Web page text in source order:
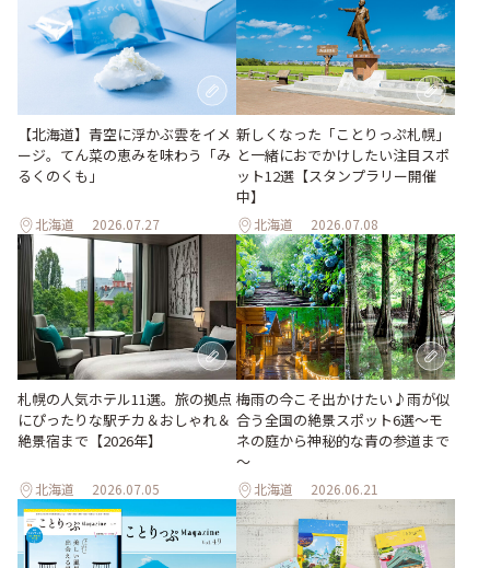
【北海道】青空に浮かぶ雲をイメ
ージ。てん菜の恵みを味わう「み
るくのくも」
北海道 2026.07.27
新しくなった「ことりっぷ札幌」
と一緒におでかけしたい注目スポ
ット12選【スタンプラリー開催
中】
北海道 2026.07.08
札幌の人気ホテル11選。旅の拠点
にぴったりな駅チカ＆おしゃれ＆
絶景宿まで【2026年】
北海道 2026.07.05
梅雨の今こそ出かけたい♪雨が似
合う全国の絶景スポット6選～モ
ネの庭から神秘的な青の参道まで
～
北海道 2026.06.21